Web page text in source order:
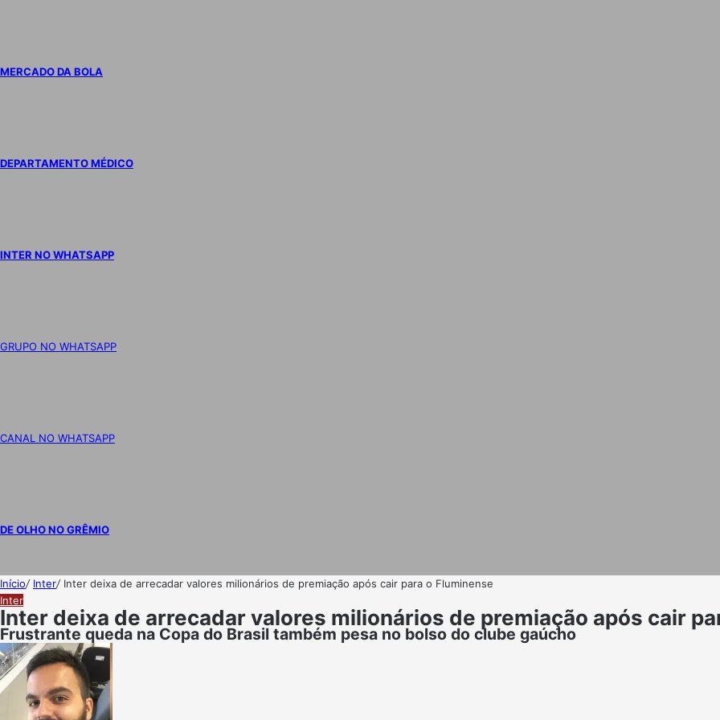
MERCADO DA BOLA
DEPARTAMENTO MÉDICO
INTER NO WHATSAPP
GRUPO NO WHATSAPP
CANAL NO WHATSAPP
DE OLHO NO GRÊMIO
Início/ Inter/ Inter deixa de arrecadar valores milionários de premiação após cair para o Fluminense
Inter
Inter deixa de arrecadar valores milionários de premiação após cair
Frustrante queda na Copa do Brasil também pesa no bolso do clube gaúcho